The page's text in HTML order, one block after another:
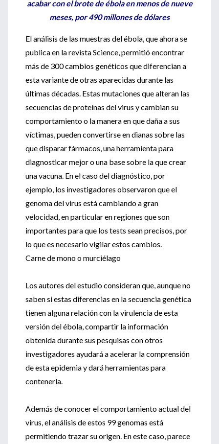
acabar con el brote de ébola en menos de nueve
meses, por 490 millones de dólares
El análisis de las muestras del ébola, que ahora se
publica en la revista Science, permitió encontrar
más de 300 cambios genéticos que diferencian a
esta variante de otras aparecidas durante las
últimas décadas. Estas mutaciones que alteran las
secuencias de proteínas del virus y cambian su
comportamiento o la manera en que daña a sus
víctimas, pueden convertirse en dianas sobre las
que disparar fármacos, una herramienta para
diagnosticar mejor o una base sobre la que crear
una vacuna. En el caso del diagnóstico, por
ejemplo, los investigadores observaron que el
genoma del virus está cambiando a gran
velocidad, en particular en regiones que son
importantes para que los tests sean precisos, por
lo que es necesario vigilar estos cambios.
Carne de mono o murciélago
Los autores del estudio consideran que, aunque no
saben si estas diferencias en la secuencia genética
tienen alguna relación con la virulencia de esta
versión del ébola, compartir la información
obtenida durante sus pesquisas con otros
investigadores ayudará a acelerar la comprensión
de esta epidemia y dará herramientas para
contenerla.
Además de conocer el comportamiento actual del
virus, el análisis de estos 99 genomas está
permitiendo trazar su origen. En este caso, parece